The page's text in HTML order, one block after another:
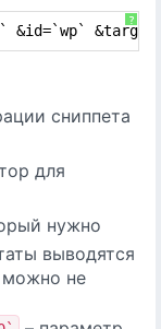
?
сниппета
для
нужно
выводятся
можно не